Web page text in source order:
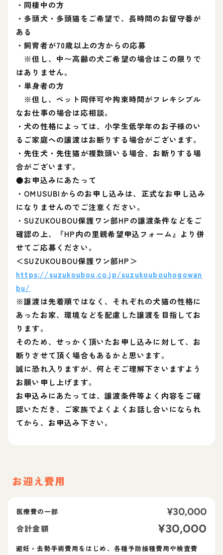
・同棲中の方
・多頭犬・多頭猫をご希望で、長時間のお留守番が
ある
・飼育者が70歳以上の方からの応募
※但し、中〜高齢の犬ご希望の場合はこの限りで
はありません。
・単身者の方
※但し、ペット同伴可や拘束時間がフレキシブル
なお仕事の場合は応相談。
・犬の性格によっては、小学生低学年のお子様のい
るご家庭への譲渡はお断りする場合がございます。
・先住犬・先住猫が複数頭いる場合、お断りする場
合がございます。
●お申込みにあたって
・OMUSUBIからのお申し込みは、正式なお申し込み
になりませんのでご注意ください。
・SUZUKOUBOU保護ワン部HPの譲渡条件などをご
確認の上、『HP内の里親希望申込フォーム』より併
せてご応募ください。
＜SUZUKOUBOU保護ワン部HP＞
https://suzukoubou.co.jp/suzukoubouhogowan
bu/
※譲渡は先着順ではなく、それぞれの犬猫の性格に
あったお家、環境などを配慮した譲渡を目指してお
ります。
そのため、せっかく頂いたお申し込みに対して、お
断りさせて頂く場合もあるかと思います。
誠に恐れ入りますが、何とぞご理解下さいますよう
お願い申し上げます。
お申込みにあたっては、譲渡条件等よく内容をご確
認いただき、ご家族でよくよくお話し合いになられ
てから、お申込み下さい。
お迎え費用
医療費の一部 ¥30,000
合計金額 ¥30,000
避妊・去勢手術費用をはじめ、各種予防接種費用や検査費